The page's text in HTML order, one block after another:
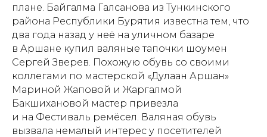
плане. Байгалма Галсанова из Тункинского
района Республики Бурятия известна тем, что
два года назад у неё на уличном базаре
в Аршане купил валяные тапочки шоумен
Сергей Зверев. Похожую обувь со своими
коллегами по мастерской «Дулаан Аршан»
Мариной Жаповой и Жаргалмой
Бакшихановой мастер привезла
и на Фестиваль ремёсел. Валяная обувь
вызвала немалый интерес у посетителей